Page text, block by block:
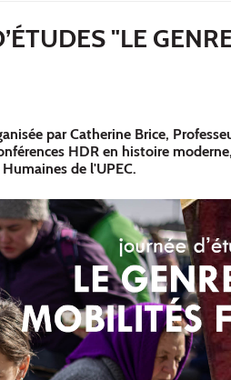
"LE
par Catherine Brice,
HDR en histoire
de l'UPEC.